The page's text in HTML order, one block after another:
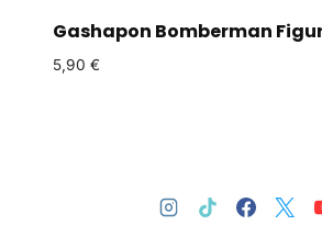
Gashapon Bomberman
5,90 €